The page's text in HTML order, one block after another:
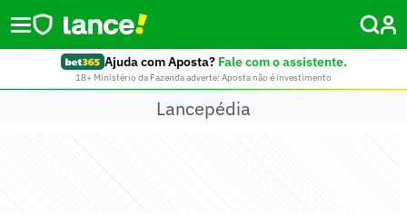
Ajuda com Aposta? Fale com o assistente.
18+ Ministério da Fazenda adverte: Aposta não é investimento
Lancepédia